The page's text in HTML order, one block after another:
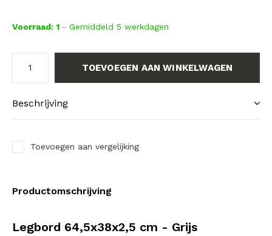
Voorraad: 1 - Gemiddeld 5 werkdagen
TOEVOEGEN AAN WINKELWAGEN
Beschrijving
Toevoegen aan vergelijking
Productomschrijving
Legbord 64,5x38x2,5 cm - Grijs